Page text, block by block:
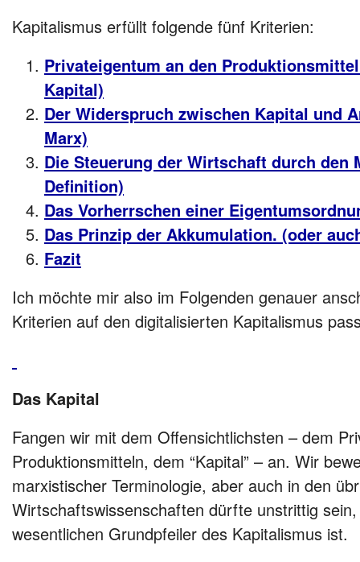
Kapitalismus erfüllt folgende fünf Kriterien:
Privateigentum an den
Kapital)
Der Widerspruch zwischen Kapital und
Marx)
Die Steuerung der Wirtschaft durch den
Definition)
Das Vorherrschen einer
Das Prinzip der Akkumulation. (oder
Fazit
Ich möchte mir also im Folgenden genauer
Kriterien auf den digitalisierten Kapitalismus
Das Kapital
Fangen wir mit dem Offensichtlichsten – dem
Produktionsmitteln, dem “Kapital” – an. Wir
marxistischer Terminologie, aber auch in den
Wirtschaftswissenschaften dürfte unstrittig
wesentlichen Grundpfeiler des Kapitalismus ist.